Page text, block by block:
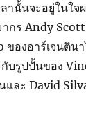
านั้นจะอยู่ในใจ
กร Andy
องอาร์เจนตินา
กับรูปปั้นของ
และ David